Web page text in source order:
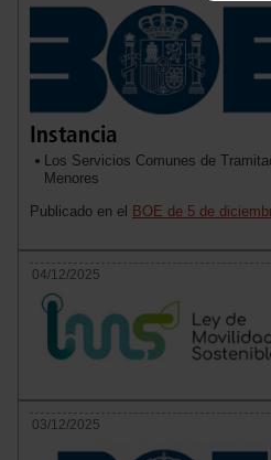
Instancia
Los Servicios Comunes de
Menores
Publicado en el BOE de 5 de
04/12/2025
03/12/2025